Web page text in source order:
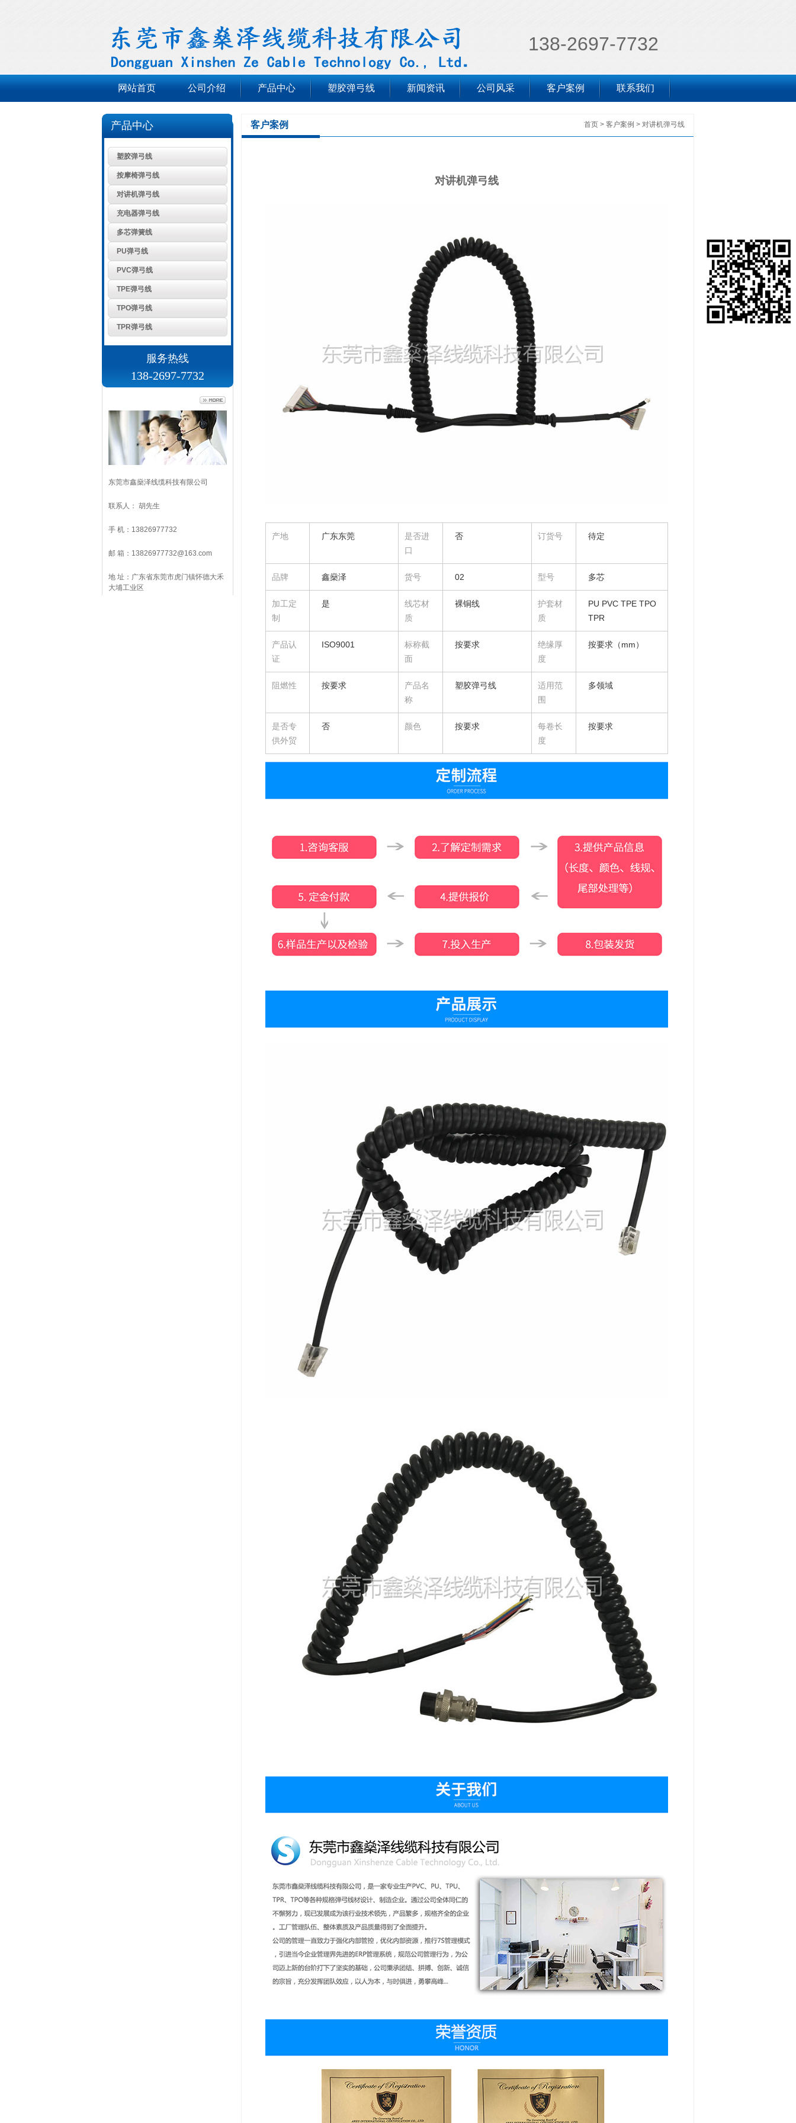
138-2697-7732
网站首页 公司介绍 产品中心 塑胶弹弓线 新闻资讯 公司风采 客户案例 联系我们
产品中心
塑胶弹弓线
按摩椅弹弓线
对讲机弹弓线
充电器弹弓线
多芯弹簧线
PU弹弓线
PVC弹弓线
TPE弹弓线
TPO弹弓线
TPR弹弓线
服务热线
138-2697-7732
东莞市鑫燊泽线缆科技有限公司
联系人： 胡先生
手 机：13826977732
邮 箱：13826977732@163.com
地 址：广东省东莞市虎门镇怀德大禾
大埔工业区
首页 > 客户案例 > 对讲机弹弓线
客户案例
对讲机弹弓线
产地 广东东莞
是否进
口
否 订货号 待定
品牌 鑫燊泽 货号 02 型号 多芯
加工定
制
是
线芯材
质
裸铜线
护套材
质
PU PVC TPE TPO
TPR
产品认
证
ISO9001
标称截
面
按要求
绝缘厚
度
按要求（mm）
阻燃性 按要求
产品名
称
塑胶弹弓线
适用范
围
多领域
是否专
供外贸
否 颜色 按要求
每卷长
度
按要求